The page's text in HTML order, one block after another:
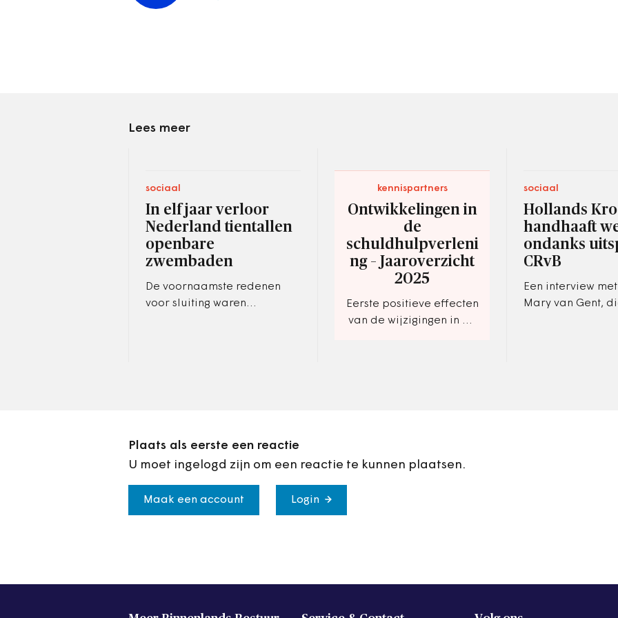
Lees meer
sociaal
In elf jaar verloor
Nederland tientallen
openbare
zwembaden
De voornaamste redenen
voor sluiting waren
kennispartners
Ontwikkelingen in
de
schuldhulpverleni
ng – Jaaroverzicht
2025
Eerste positieve effecten
van de wijzigingen in de
sociaal
Hollands
handhaaft
ondanks
CRvB
Een interview
Mary van Gent,
Plaats als eerste een reactie
U moet ingelogd zijn om een reactie te kunnen plaatsen.
Maak een account Login